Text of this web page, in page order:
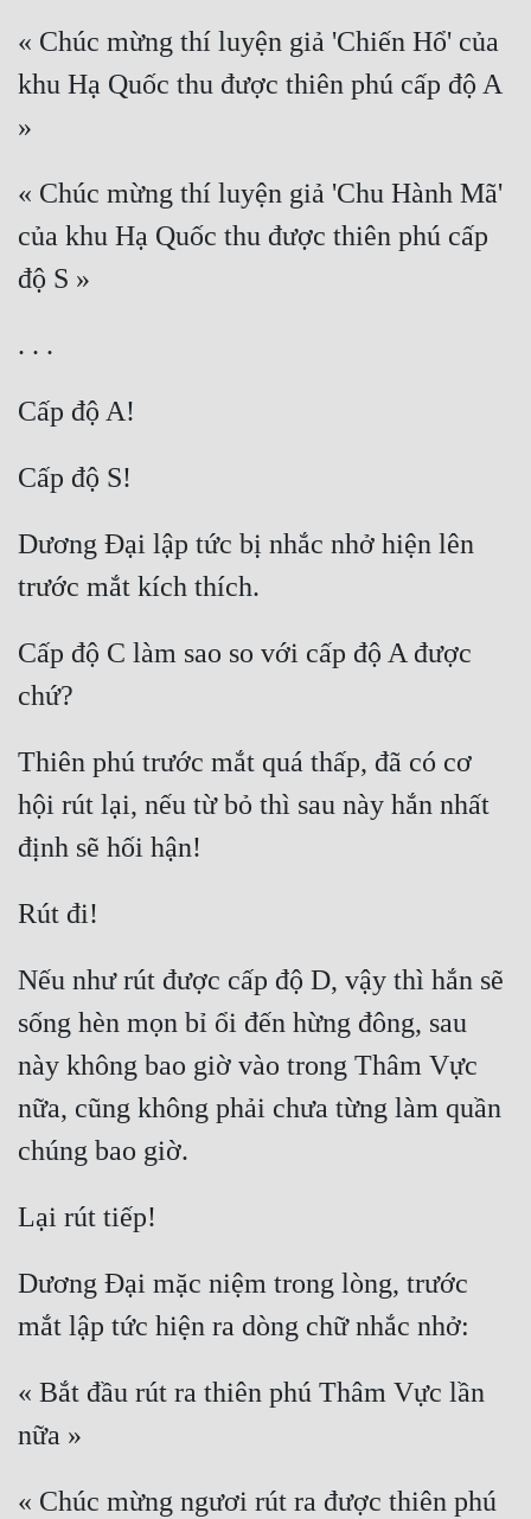
« Chúc mừng thí luyện giả 'Chiến Hổ' của
khu Hạ Quốc thu được thiên phú cấp độ A
« Chúc mừng thí luyện giả 'Chu Hành Mã'
của khu Hạ Quốc thu được thiên phú cấp
Dương Đại lập tức bị nhắc nhở hiện lên
Cấp độ C làm sao so với cấp độ A được
Thiên phú trước mắt quá thấp, đã có cơ
hội rút lại, nếu từ bỏ thì sau này hắn nhất
Nếu như rút được cấp độ D, vậy thì hắn sẽ
sống hèn mọn bỉ ổi đến hừng đông, sau
này không bao giờ vào trong Thâm Vực
nữa, cũng không phải chưa từng làm quần
Dương Đại mặc niệm trong lòng, trước
« Bắt đầu rút ra thiên phú Thâm Vực lần
« Chúc mừng ngươi rút ra được thiên phú